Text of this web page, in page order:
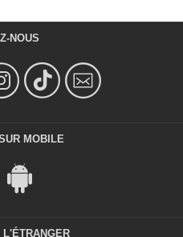
NOUS
MOBILE